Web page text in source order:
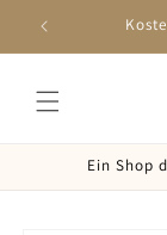
zum
Inhalt
Ein Shop